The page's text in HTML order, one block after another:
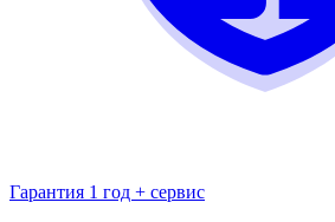
Гарантия 1 год + сервис